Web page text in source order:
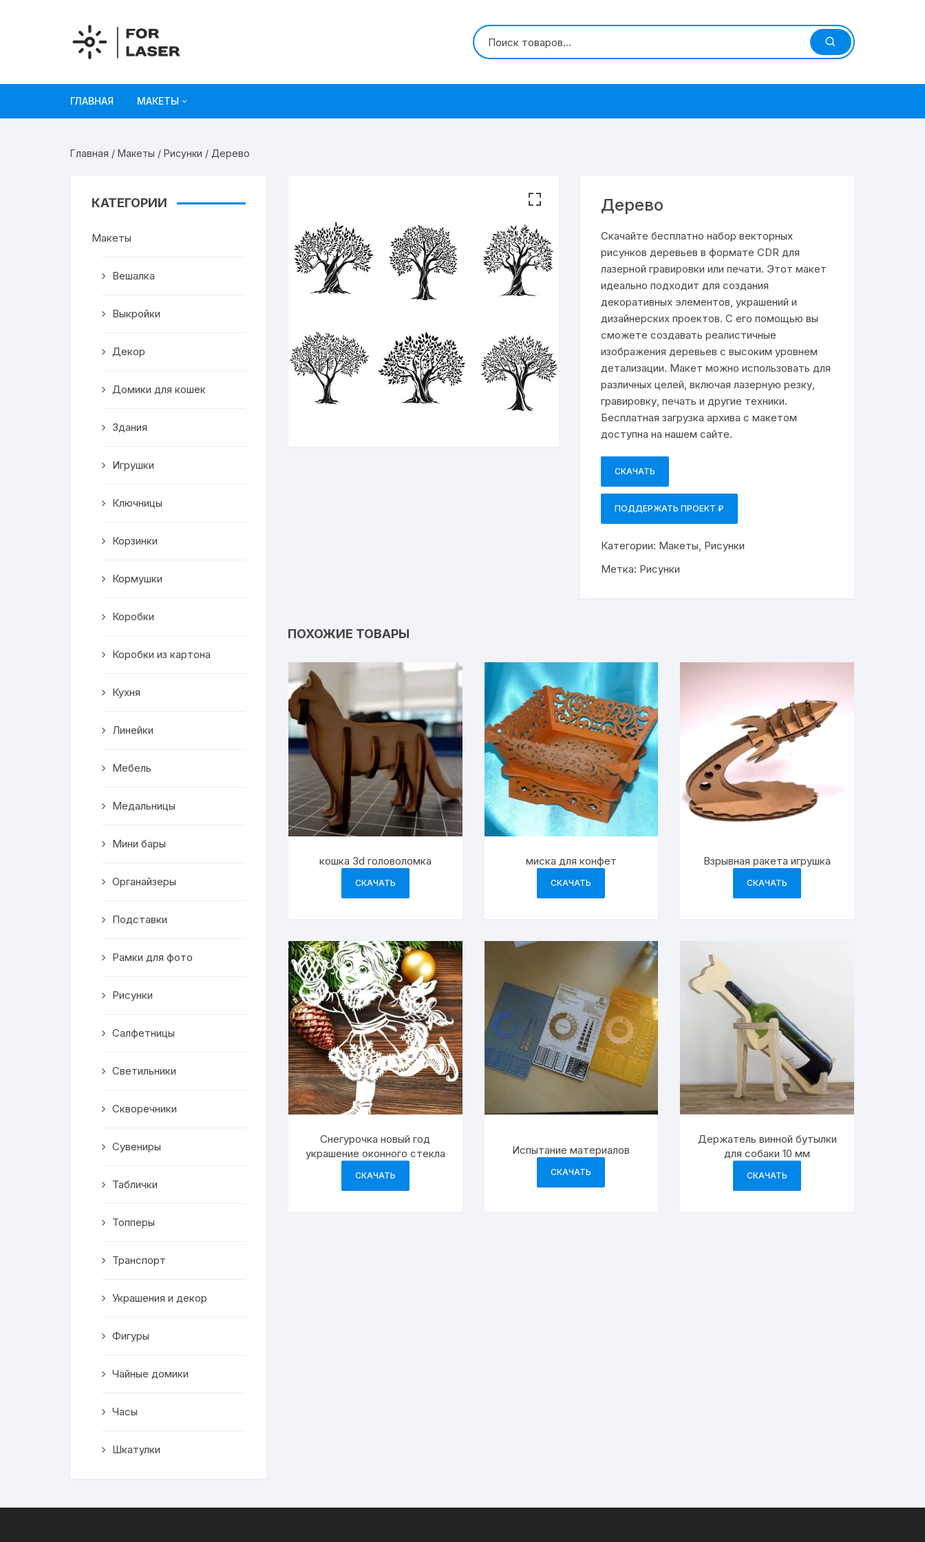
ГЛАВНАЯ МАКЕТЫ
Игрушки
Рамки для фото
Светильники
Подставки
Мини бары
Транспорт
Скворечники
Кормушки
Линейки
Рисунки
Чай
Главная / Макеты / Рисунки / Дерево
Дерево
Скачайте бесплатно набор векторных
рисунков деревьев в формате CDR для
лазерной гравировки или печати. Этот макет
идеально подходит для создания
декоративных элементов, украшений и
дизайнерских проектов. С его помощью вы
сможете создавать реалистичные
изображения деревьев с высоким уровнем
детализации. Макет можно использовать для
различных целей, включая лазерную резку,
гравировку, печать и другие техники.
Бесплатная загрузка архива с макетом
доступна на нашем сайте.
СКАЧАТЬ
ПОДДЕРЖАТЬ ПРОЕКТ ₽
Категории: Макеты, Рисунки
Метка: Рисунки
ПОХОЖИЕ ТОВАРЫ
кошка 3d головоломка
СКАЧАТЬ
миска для конфет
СКАЧАТЬ
Взрывная ракета игрушка
СКАЧАТЬ
Снегурочка новый год
украшение оконного стекла
СКАЧАТЬ
Испытание материалов
СКАЧАТЬ
Держатель винной бутылки
для собаки 10 мм
СКАЧАТЬ
КАТЕГОРИИ
Макеты
Вешалка
Выкройки
Декор
Домики для кошек
Здания
Игрушки
Ключницы
Корзинки
Кормушки
Коробки
Коробки из картона
Кухня
Линейки
Мебель
Медальницы
Мини бары
Органайзеры
Подставки
Рамки для фото
Рисунки
Салфетницы
Светильники
Скворечники
Сувениры
Таблички
Топперы
Транспорт
Украшения и декор
Фигуры
Чайные домики
Часы
Шкатулки